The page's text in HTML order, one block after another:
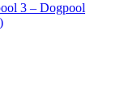
3 – Dogpool